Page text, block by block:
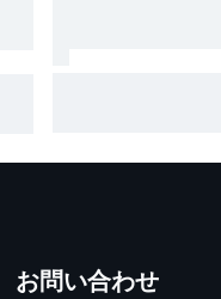
ンタルで臨めてい
お問い合わせ